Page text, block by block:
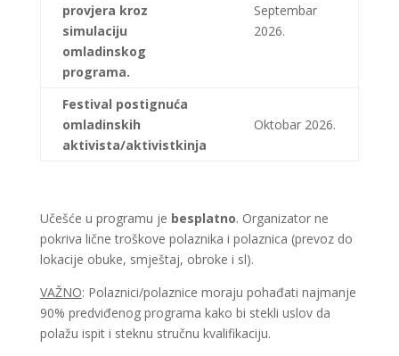
provjera kroz
simulaciju
omladinskog
programa.
Septembar
2026.
Festival postignuća
omladinskih
aktivista/aktivistkinja
Oktobar 2026.
Učešće u programu je besplatno. Organizator ne
pokriva lične troškove polaznika i polaznica (prevoz do
lokacije obuke, smještaj, obroke i sl).
VAŽNO: Polaznici/polaznice moraju pohađati najmanje
90% predviđenog programa kako bi stekli uslov da
polažu ispit i steknu stručnu kvalifikaciju.